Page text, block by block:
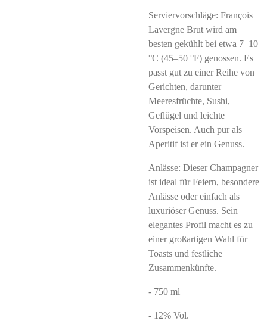
Serviervorschläge: François
Lavergne Brut wird am
besten gekühlt bei etwa 7–10
°C (45–50 °F) genossen. Es
passt gut zu einer Reihe von
Gerichten, darunter
Meeresfrüchte, Sushi,
Geflügel und leichte
Vorspeisen. Auch pur als
Aperitif ist er ein Genuss.
Anlässe: Dieser Champagner
ist ideal für Feiern, besondere
Anlässe oder einfach als
luxuriöser Genuss. Sein
elegantes Profil macht es zu
einer großartigen Wahl für
Toasts und festliche
Zusammenkünfte.
- 750 ml
- 12% Vol.